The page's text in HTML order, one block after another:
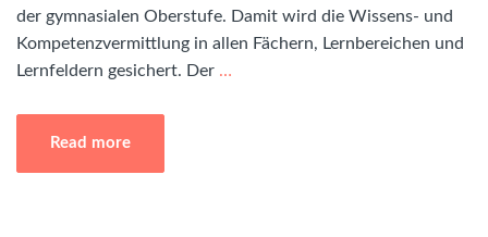
der gymnasialen Oberstufe. Damit wird die Wissens- und
Kompetenzvermittlung in allen Fächern, Lernbereichen und
Lernfeldern gesichert. Der …
Read more